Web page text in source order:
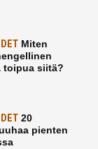
Miten
toipua siitä?
20
pienten